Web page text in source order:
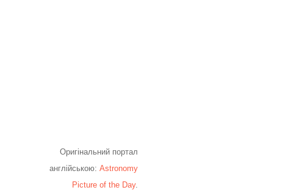
Оригінальний портал
англійською:Astronomy
Picture of the Day.